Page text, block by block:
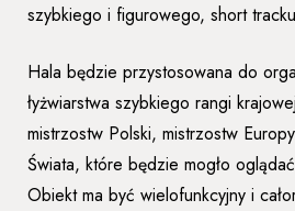
szybkiego i figurowego, short
Hala będzie przystosowana do
łyżwiarstwa szybkiego rangi
mistrzostw Polski, mistrzostw
Świata, które będzie mogło
Obiekt ma być wielofunkcyjny i